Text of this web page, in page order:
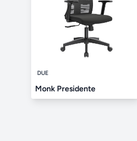
DUE
Monk Presidente